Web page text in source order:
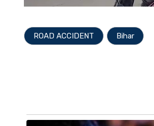
ROAD ACCIDENT Bihar